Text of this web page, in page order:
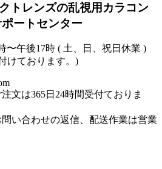
トレンズの乱視用カラコン
ートセンター
〜午後17時 ( 土、日、祝日休業 )
けております。)
文は365日24時間受付ておりま
問い合わせの返信、配送作業は営業